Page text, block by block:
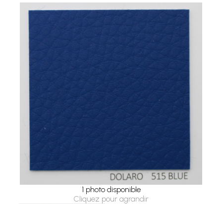
1 photo disponible
Cliquez pour agrandir